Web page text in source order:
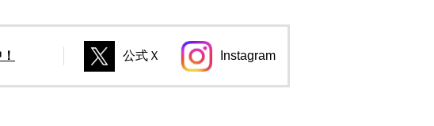
別のウィンドウで開きます。
公式Ｘ
別のウィンドウで開きます。
別のウィンドウで開きます。
Instagram
別のウィンドウで開きます。